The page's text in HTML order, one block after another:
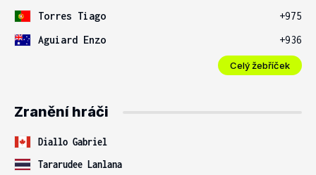
Torres Tiago
+975
Aguiard Enzo
+936
Celý žebříček
Zranění hráči
Diallo Gabriel
Tararudee Lanlana